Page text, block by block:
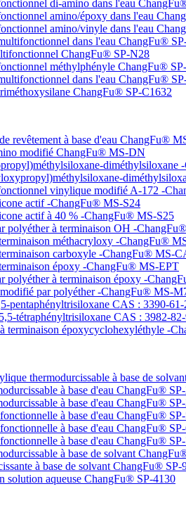
di-amino dans l'eau
amino/époxy dans l'eau
amino/vinyle dans l'eau
dans l'eau ChangFu®
ChangFu® SP-N28
méthylphényle ChangFu®
dans l'eau ChangFu®
ChangFu® SP-C1632
revêtement à base d'eau ChangFu®
modifié ChangFu® MS-DN
diméthylsiloxane
vinylique modifié A-172 -
actif -ChangFu® MS-S24
actif à 40 % -ChangFu® MS-S25
polyéther à terminaison OH -
méthacryloxy -ChangFu®
carboxyle -ChangFu® MS-
époxy -ChangFu® MS-EPT
polyéther à terminaison époxy -
par polyéther -ChangFu® MS-
pentaphényltrisiloxane CAS : 3390-61-
tétraphényltrisiloxane CAS : 3982-
terminaison époxycyclohexyléthyle -
thermodurcissable à base de
à base d'eau ChangFu®
à base d'eau ChangFu®
à base d'eau ChangFu®
à base d'eau ChangFu®
à base d'eau ChangFu®
à base de solvant
à base de solvant ChangFu® SP-
solution aqueuse ChangFu® SP-4130